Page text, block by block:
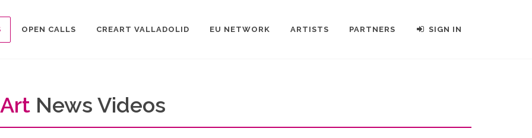
OPEN CALLS CREART VALLADOLID EU NETWORK ARTISTS PARTNERS SIGN IN
Art News Videos